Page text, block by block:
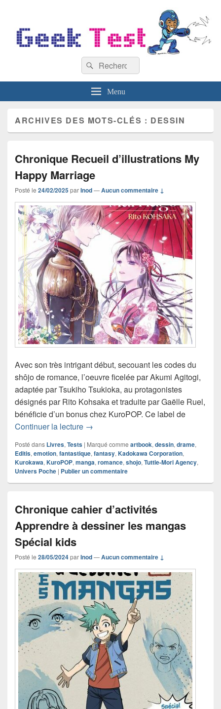
Recherche :
Rechercher
Menu
ARCHIVES DES MOTS-CLÉS : DESSIN
Chronique Recueil d’illustrations My
Happy Marriage
Posté le 24/02/2025parInod—Aucun commentaire ↓
Avec son très intrigant début, secouant les codes du
shôjo de romance, l’oeuvre ficelée par Akumi Agitogi,
adaptée par Tsukiho Tsukioka, au protagonistes
désignés par Rito Kohsaka et traduite par Gaëlle Ruel,
bénéficie d’un bonus chez KuroPOP. Ce label de
Continuer la lecture Chronique Recueil d’illustrations My
→
Posté dans Livres, Tests | Marqué comme artbook, dessin, drame,
Editis, emotion, fantastique, fantasy, Kadokawa Corporation,
Kurokawa, KuroPOP, manga, romance, shojo, Tuttle-Mori Agency,
Univers Poche | Publier un commentaire
Chronique cahier d’activités
Apprendre à dessiner les mangas
Spécial kids
Posté le 28/05/2024parInod—Aucun commentaire ↓